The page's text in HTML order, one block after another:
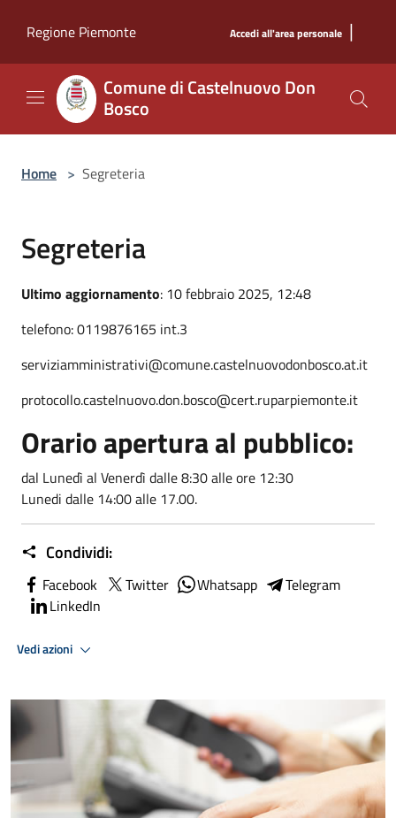
Regione Piemonte
Accedi all'area personale |
Comune di Castelnuovo Don
Bosco
Home > Segreteria
Segreteria
Ultimo aggiornamento: 10 febbraio 2025, 12:48
telefono: 0119876165 int.3
serviziamministrativi@comune.castelnuovodonbosco.at.it
protocollo.castelnuovo.don.bosco@cert.ruparpiemonte.it
Orario apertura al pubblico:
dal Lunedì al Venerdì dalle 8:30 alle ore 12:30
Lunedi dalle 14:00 alle 17.00.
Condividi:
Facebook Twitter Whatsapp
Telegram
LinkedIn
Vedi azioni